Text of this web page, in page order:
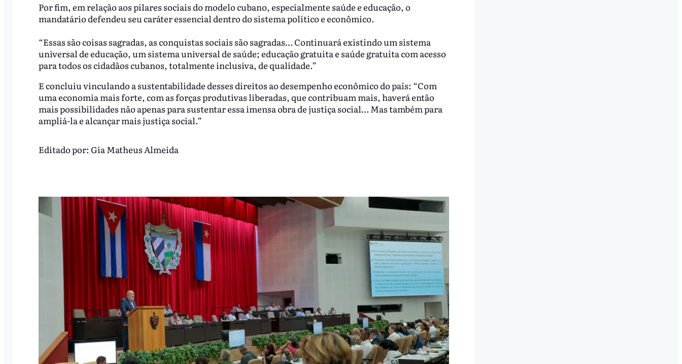
Por fim, em relação aos pilares sociais do modelo cubano, especialmente saúde e educação, o
mandatário defendeu seu caráter essencial dentro do sistema político e econômico.
“Essas são coisas sagradas, as conquistas sociais são sagradas… Continuará existindo um sistema
universal de educação, um sistema universal de saúde; educação gratuita e saúde gratuita com acesso
para todos os cidadãos cubanos, totalmente inclusiva, de qualidade.”
E concluiu vinculando a sustentabilidade desses direitos ao desempenho econômico do país: “Com
uma economia mais forte, com as forças produtivas liberadas, que contribuam mais, haverá então
mais possibilidades não apenas para sustentar essa imensa obra de justiça social… Mas também para
ampliá-la e alcançar mais justiça social.”
Editado por: Gia Matheus Almeida